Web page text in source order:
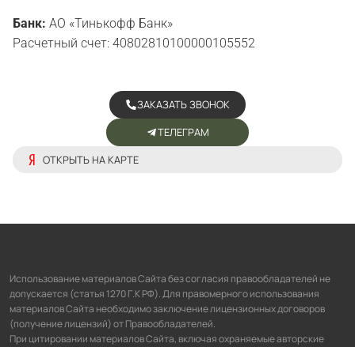
Банк: АО «Тинькофф Банк»
Расчетный счет: 40802810100000105552
ОТКРЫТЬ НА КАРТЕ
ТЕЛЕГРАМ
ЗАКАЗАТЬ ЗВОНОК
Использование материалов Сайта без согласия правообладателей не
допускается (статья 1270 Г.К РФ). Для правомерного использования
материалов Сайта необходимо заключение лицензионных договоров
(получение лицензий) от Правообладателей.
При цитировании материалов Сайта, включая охраняемые авторские